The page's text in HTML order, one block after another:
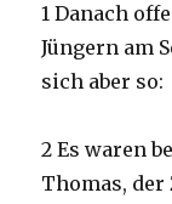
1 Danach
Jüngern am
sich aber so:
2 Es waren
Thomas,